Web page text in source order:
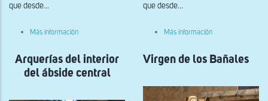
que desde...
Más información
Apóstol
que desde...
Más información
Arquerías del interior
del ábside central
Virgen de los Bañales